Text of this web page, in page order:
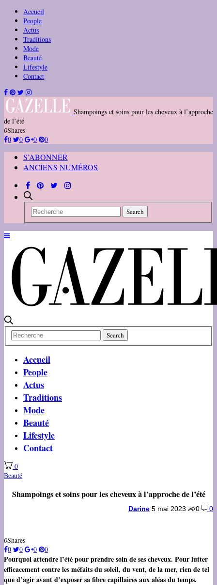
Accueil
People
Actus
Traditions
Mode
Beauté
Lifestyle
Contact
Shampoings et soins pour les cheveux à l’approche
de l’été
0Shares
0
0 0 0
S’ABONNER
ANCIENS NUMÉROS
Accueil
People
Actus
Traditions
Mode
Beauté
Lifestyle
Contact
0
Beauté
Shampoings et soins pour les cheveux à l’approche de l’été
Darine 5 mai 2023 0 0
0Shares
0
0 0 0
Pourquoi attendre l’été pour prendre soin de ses cheveux. Pour lutter
efficacement contre les méfaits du soleil, du vent, de la mer, rien de tel
que d’agir avant d’exposer sa fibre capillaires aux aléas du temps.